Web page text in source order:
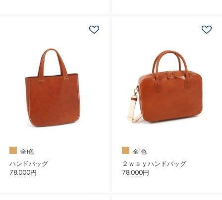
全1色
ハンドバッグ
78,000円
全1色
２ｗａｙハンドバッグ
78,000円